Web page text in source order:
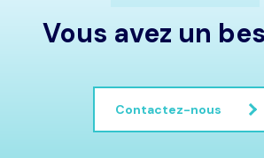
Vous avez un
Contactez-nous